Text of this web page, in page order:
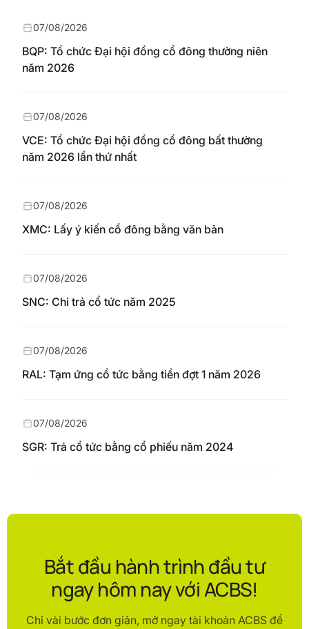
BQP: Tổ chức Đại hội đồng cổ đông thường niên
năm 2026
07/08/2026
VCE: Tổ chức Đại hội đồng cổ đông bất thường
năm 2026 lần thứ nhất
07/08/2026
XMC: Lấy ý kiến cổ đông bằng văn bản
07/08/2026
SNC: Chi trả cổ tức năm 2025
07/08/2026
RAL: Tạm ứng cổ tức bằng tiền đợt 1 năm 2026
07/08/2026
SGR: Trả cổ tức bằng cổ phiếu năm 2024
07/08/2026
Bắt đầu hành trình đầu tư
ngay hôm nay với ACBS!
Chỉ vài bước đơn giản, mở ngay tài khoản ACBS để